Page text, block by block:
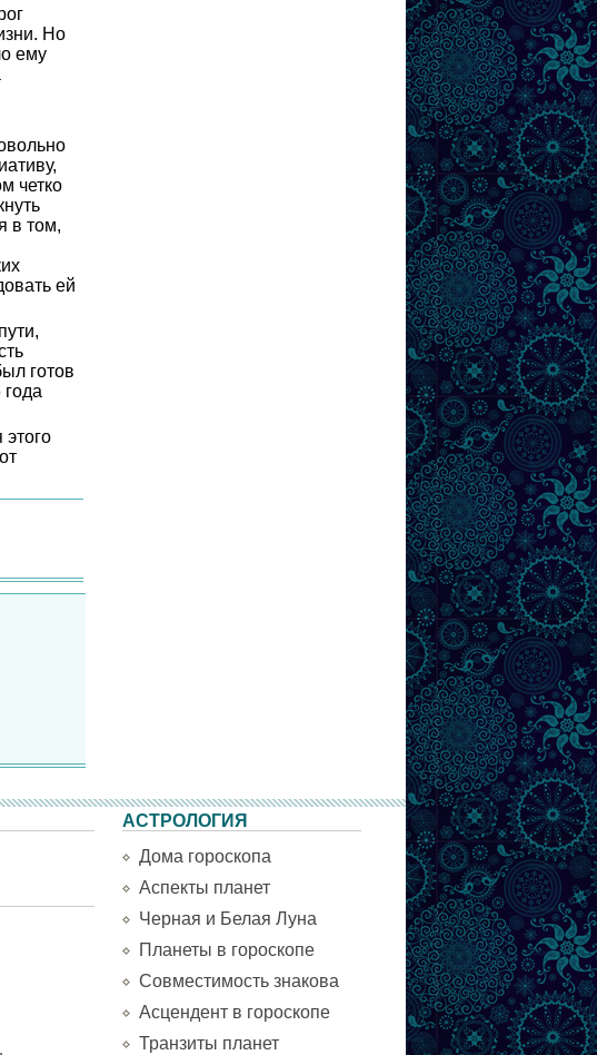
Но
ему
четко
в том,
ей
готов
АСТРОЛОГИЯ
Дома гороскопа
Аспекты планет
Черная и Белая Луна
Планеты в гороскопе
Совместимость знакова
Асцендент в гороскопе
Транзиты планет